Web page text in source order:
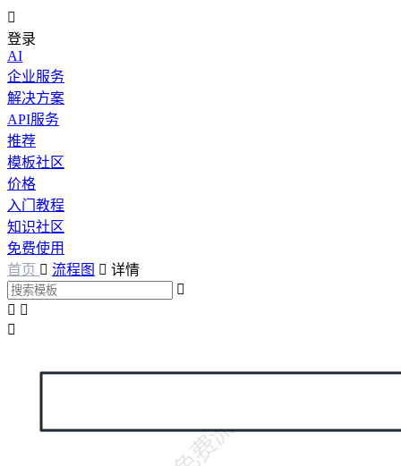

登录
AI
企业服务
解决方案
API服务
推荐
模板社区
价格
入门教程
知识社区
免费使用
首页  流程图  详情

 
